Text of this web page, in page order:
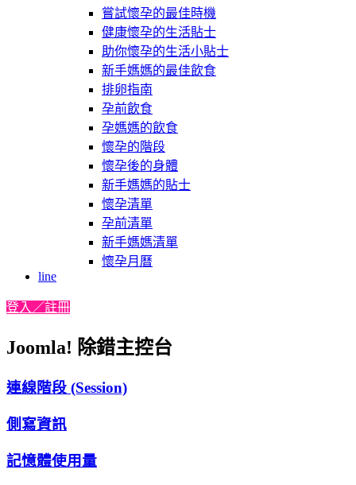
嘗試懷孕的最佳時機
健康懷孕的生活貼士
助你懷孕的生活小貼士
新手媽媽的最佳飲食
排卵指南
孕前飲食
孕媽媽的飲食
懷孕的階段
懷孕後的身體
新手媽媽的貼士
懷孕清單
孕前清單
新手媽媽清單
懷孕月曆
line
登入／註冊
Joomla! 除錯主控台
連線階段 (Session)
側寫資訊
記憶體使用量